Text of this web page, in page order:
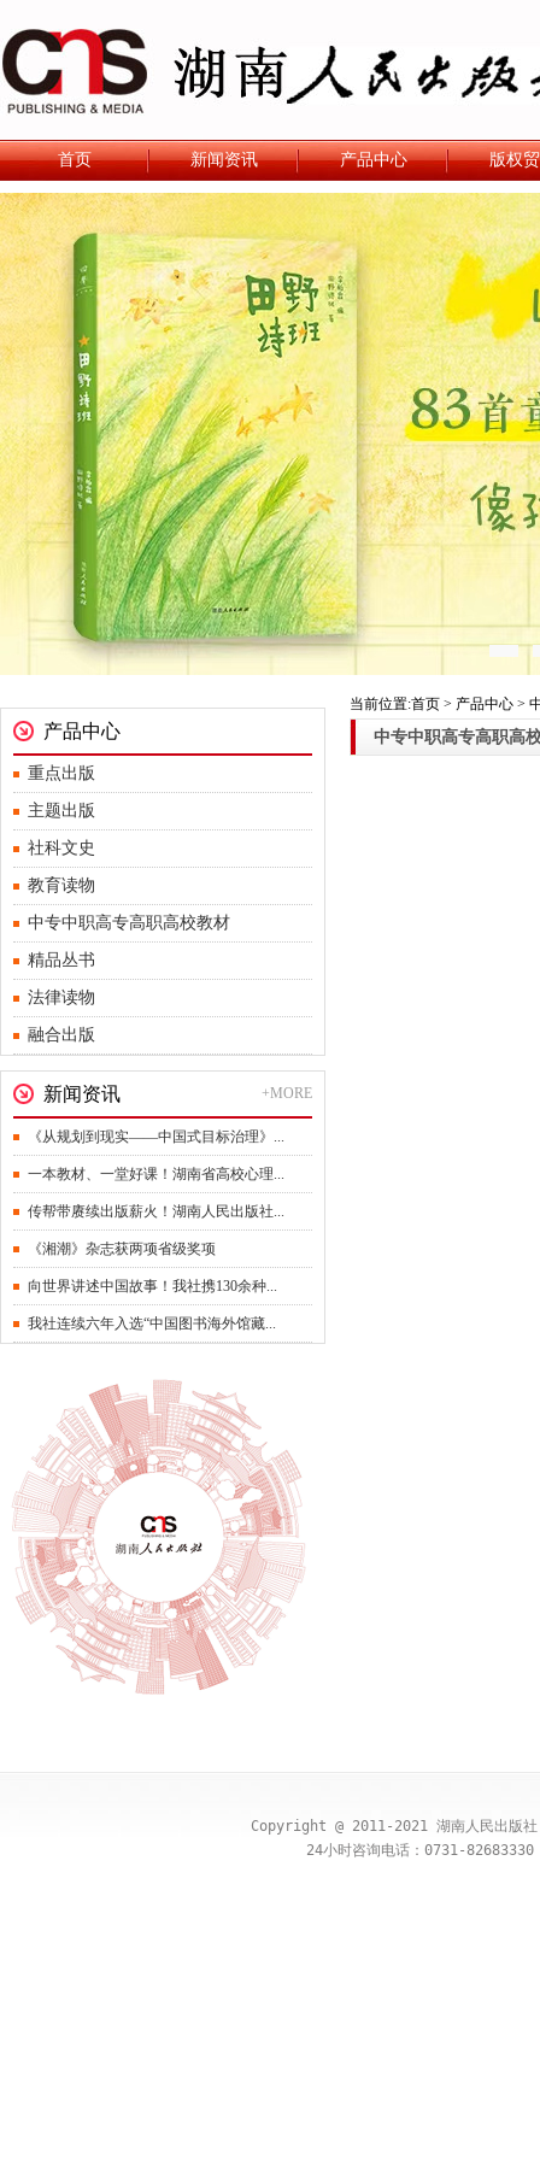
首页 新闻资讯 产品中心 版权
产品中心
重点出版
主题出版
社科文史
教育读物
中专中职高专高职高校教材
精品丛书
法律读物
融合出版
新闻资讯 +MORE
《从规划到现实——中国式目标治理》...
一本教材、一堂好课！湖南省高校心理...
传帮带赓续出版薪火！湖南人民出版社...
《湘潮》杂志获两项省级奖项
向世界讲述中国故事！我社携130余种...
我社连续六年入选“中国图书海外馆藏...
当前位置:首页 > 产品中心 >
中专中职高专高职高
Copyright @ 2011-2021 湖南人民出版
24小时咨询电话：0731-